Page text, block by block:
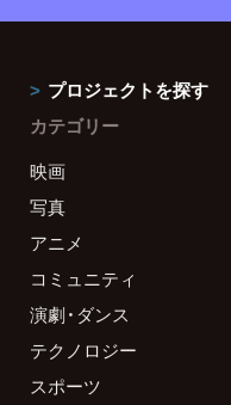
プロジェクトを探す
カテゴリー
映画
写真
アニメ
コミュニティ
演劇・ダンス
テクノロジー
スポーツ